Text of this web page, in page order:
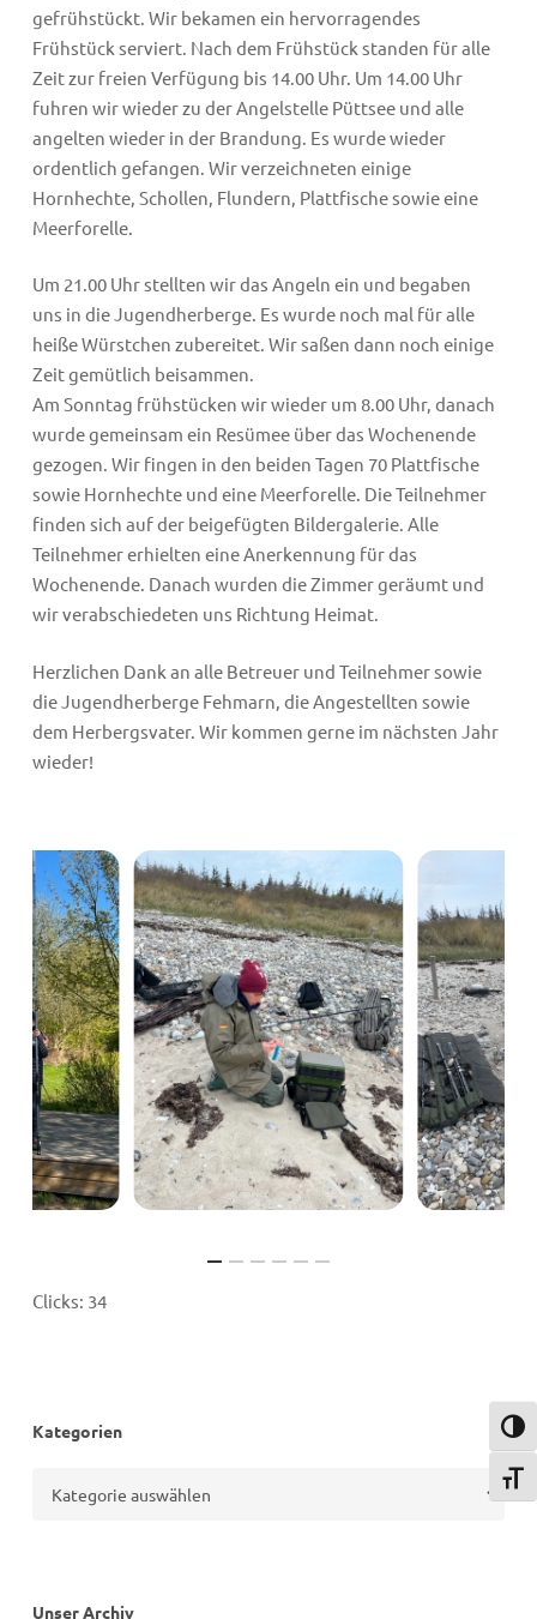
gefrühstückt. Wir bekamen ein hervorragendes
Frühstück serviert. Nach dem Frühstück standen für alle
Zeit zur freien Verfügung bis 14.00 Uhr. Um 14.00 Uhr
fuhren wir wieder zu der Angelstelle Püttsee und alle
angelten wieder in der Brandung. Es wurde wieder
ordentlich gefangen. Wir verzeichneten einige
Hornhechte, Schollen, Flundern, Plattfische sowie eine
Meerforelle.
Um 21.00 Uhr stellten wir das Angeln ein und begaben
uns in die Jugendherberge. Es wurde noch mal für alle
heiße Würstchen zubereitet. Wir saßen dann noch einige
Zeit gemütlich beisammen.
Am Sonntag frühstücken wir wieder um 8.00 Uhr, danach
wurde gemeinsam ein Resümee über das Wochenende
gezogen. Wir fingen in den beiden Tagen 70 Plattfische
sowie Hornhechte und eine Meerforelle. Die Teilnehmer
finden sich auf der beigefügten Bildergalerie. Alle
Teilnehmer erhielten eine Anerkennung für das
Wochenende. Danach wurden die Zimmer geräumt und
wir verabschiedeten uns Richtung Heimat.
Herzlichen Dank an alle Betreuer und Teilnehmer sowie
die Jugendherberge Fehmarn, die Angestellten sowie
dem Herbergsvater. Wir kommen gerne im nächsten Jahr
wieder!
Clicks: 34
Kategorien
Unser Archiv